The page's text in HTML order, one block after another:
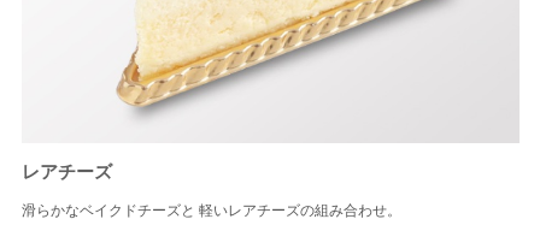
レアチーズ
滑らかなベイクドチーズと 軽いレアチーズの組み合わせ。